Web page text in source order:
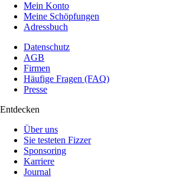
Mein Konto
Meine Schöpfungen
Adressbuch
Datenschutz
AGB
Firmen
Häufige Fragen (FAQ)
Presse
Entdecken
Über uns
Sie testeten Fizzer
Sponsoring
Karriere
Journal